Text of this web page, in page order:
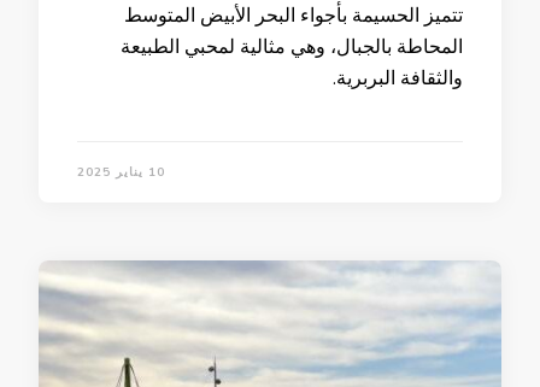
تتميز الحسيمة بأجواء البحر الأبيض المتوسط
المحاطة بالجبال، وهي مثالية لمحبي الطبيعة
والثقافة البربرية.
10 يناير 2025